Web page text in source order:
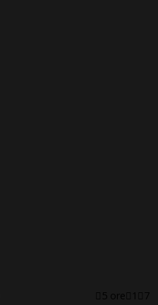
5 ore 1 7